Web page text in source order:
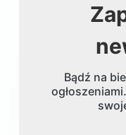
Bądź na